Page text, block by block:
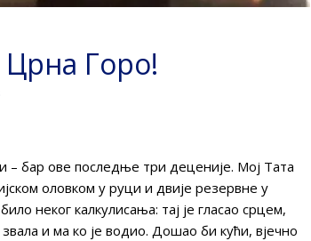
Црна Горо!
бар ове последње три деценије. Мој Тата
оловком у руци и двије резервне у
неког калкулисања: тај је гласао срцем,
звала и ма ко је водио. Дошао би кући, вјечно